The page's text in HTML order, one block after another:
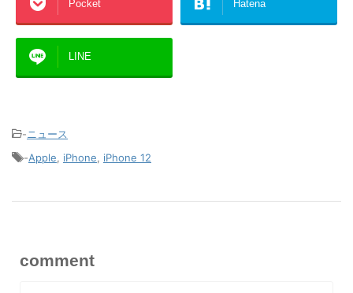
Pocket Hatena
LINE
-ニュース
-Apple, iPhone, iPhone 12
comment